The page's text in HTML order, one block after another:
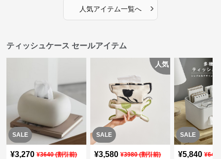
人気アイテム一覧へ ›
ティッシュケース セールアイテム
SALE
¥3,270 ¥3640(割引前)
SALE
人気
¥3,580 ¥3980(割引前)
SALE
¥5,840 ¥